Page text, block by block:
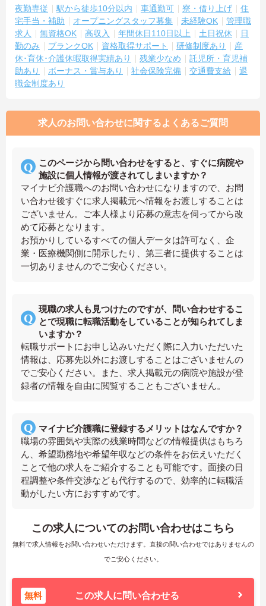
夜勤専従 駅から徒歩10分以内 車通勤可 寮・借り上げ
住
宅手当・補助
オープニングスタッフ募集 未経験OK
管理職
求人
無資格OK 高収入 年間休日110日以上 土日祝休
日
勤のみ
ブランクOK 資格取得サポート 研修制度あり
産
休･育休･介護休暇取得実績あり
残業少なめ
託児所・育児補
助あり
ボーナス・賞与あり 社会保険完備 交通費支給
退
職金制度あり
求人のお問い合わせに関するよくあるご質問
このページから問い合わせをすると、すぐに病院や
施設に個人情報が渡されてしまいますか？
マイナビ介護職へのお問い合わせになりますので、お問
い合わせ後すぐに求人掲載元へ情報をお渡しすることは
ございません。ご本人様より応募の意志を伺ってから改
めて応募となります。
お預かりしているすべての個人データは許可なく、企
業・医療機関側に開示したり、第三者に提供することは
一切ありませんのでご安心ください。
現職の求人も見つけたのですが、問い合わせするこ
とで現職に転職活動をしていることが知られてしま
いますか？
転職サポートにお申し込みいただく際に入力いただいた
情報は、応募先以外にお渡しすることはございませんの
でご安心ください。また、求人掲載元の病院や施設が登
録者の情報を自由に閲覧することもございません。
マイナビ介護職に登録するメリットはなんですか？
職場の雰囲気や実際の残業時間などの情報提供はもちろ
ん、希望勤務地や希望年収などの条件をお伝えいただく
ことで他の求人をご紹介することも可能です。面接の日
程調整や条件交渉なども代行するので、効率的に転職活
動がしたい方におすすめです。
この求人についてのお問い合わせはこちら
無料で求人情報をお問い合わせいただけます。直接の問い合わせではありませんの
でご安心ください。
無料 この求人に問い合わせる